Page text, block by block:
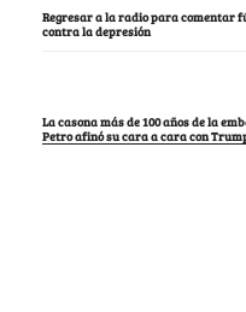
Regresar a la radio para comentar
contra la depresión
La casona más de 100 años de la
Petro afinó su cara a cara con